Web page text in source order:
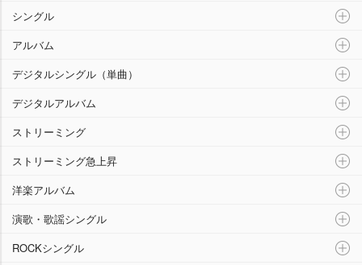
シングル
アルバム
デジタルシングル（単曲）
デジタルアルバム
ストリーミング
ストリーミング急上昇
洋楽アルバム
演歌・歌謡シングル
ROCKシングル